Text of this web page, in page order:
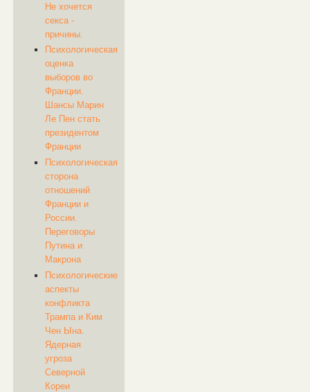
Не хочется
секса -
причины.
Психологическая
оценка
выборов во
Франции.
Шансы Марин
Ле Пен стать
президентом
Франции
Психологическая
сторона
отношений
Франции и
России.
Переговоры
Путина и
Макрона
Психологические
аспекты
конфликта
Трампа и Ким
Чен Ына.
Ядерная
угроза
Северной
Кореи